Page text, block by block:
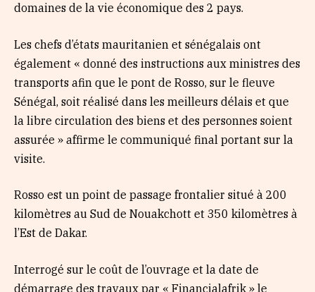
domaines de la vie économique des 2 pays.
Les chefs d’états mauritanien et sénégalais ont
également « donné des instructions aux ministres des
transports afin que le pont de Rosso, sur le fleuve
Sénégal, soit réalisé dans les meilleurs délais et que
la libre circulation des biens et des personnes soient
assurée » affirme le communiqué final portant sur la
visite.
Rosso est un point de passage frontalier situé à 200
kilomètres au Sud de Nouakchott et 350 kilomètres à
l’Est de Dakar.
Interrogé sur le coût de l’ouvrage et la date de
démarrage des travaux par « Financialafrik » le